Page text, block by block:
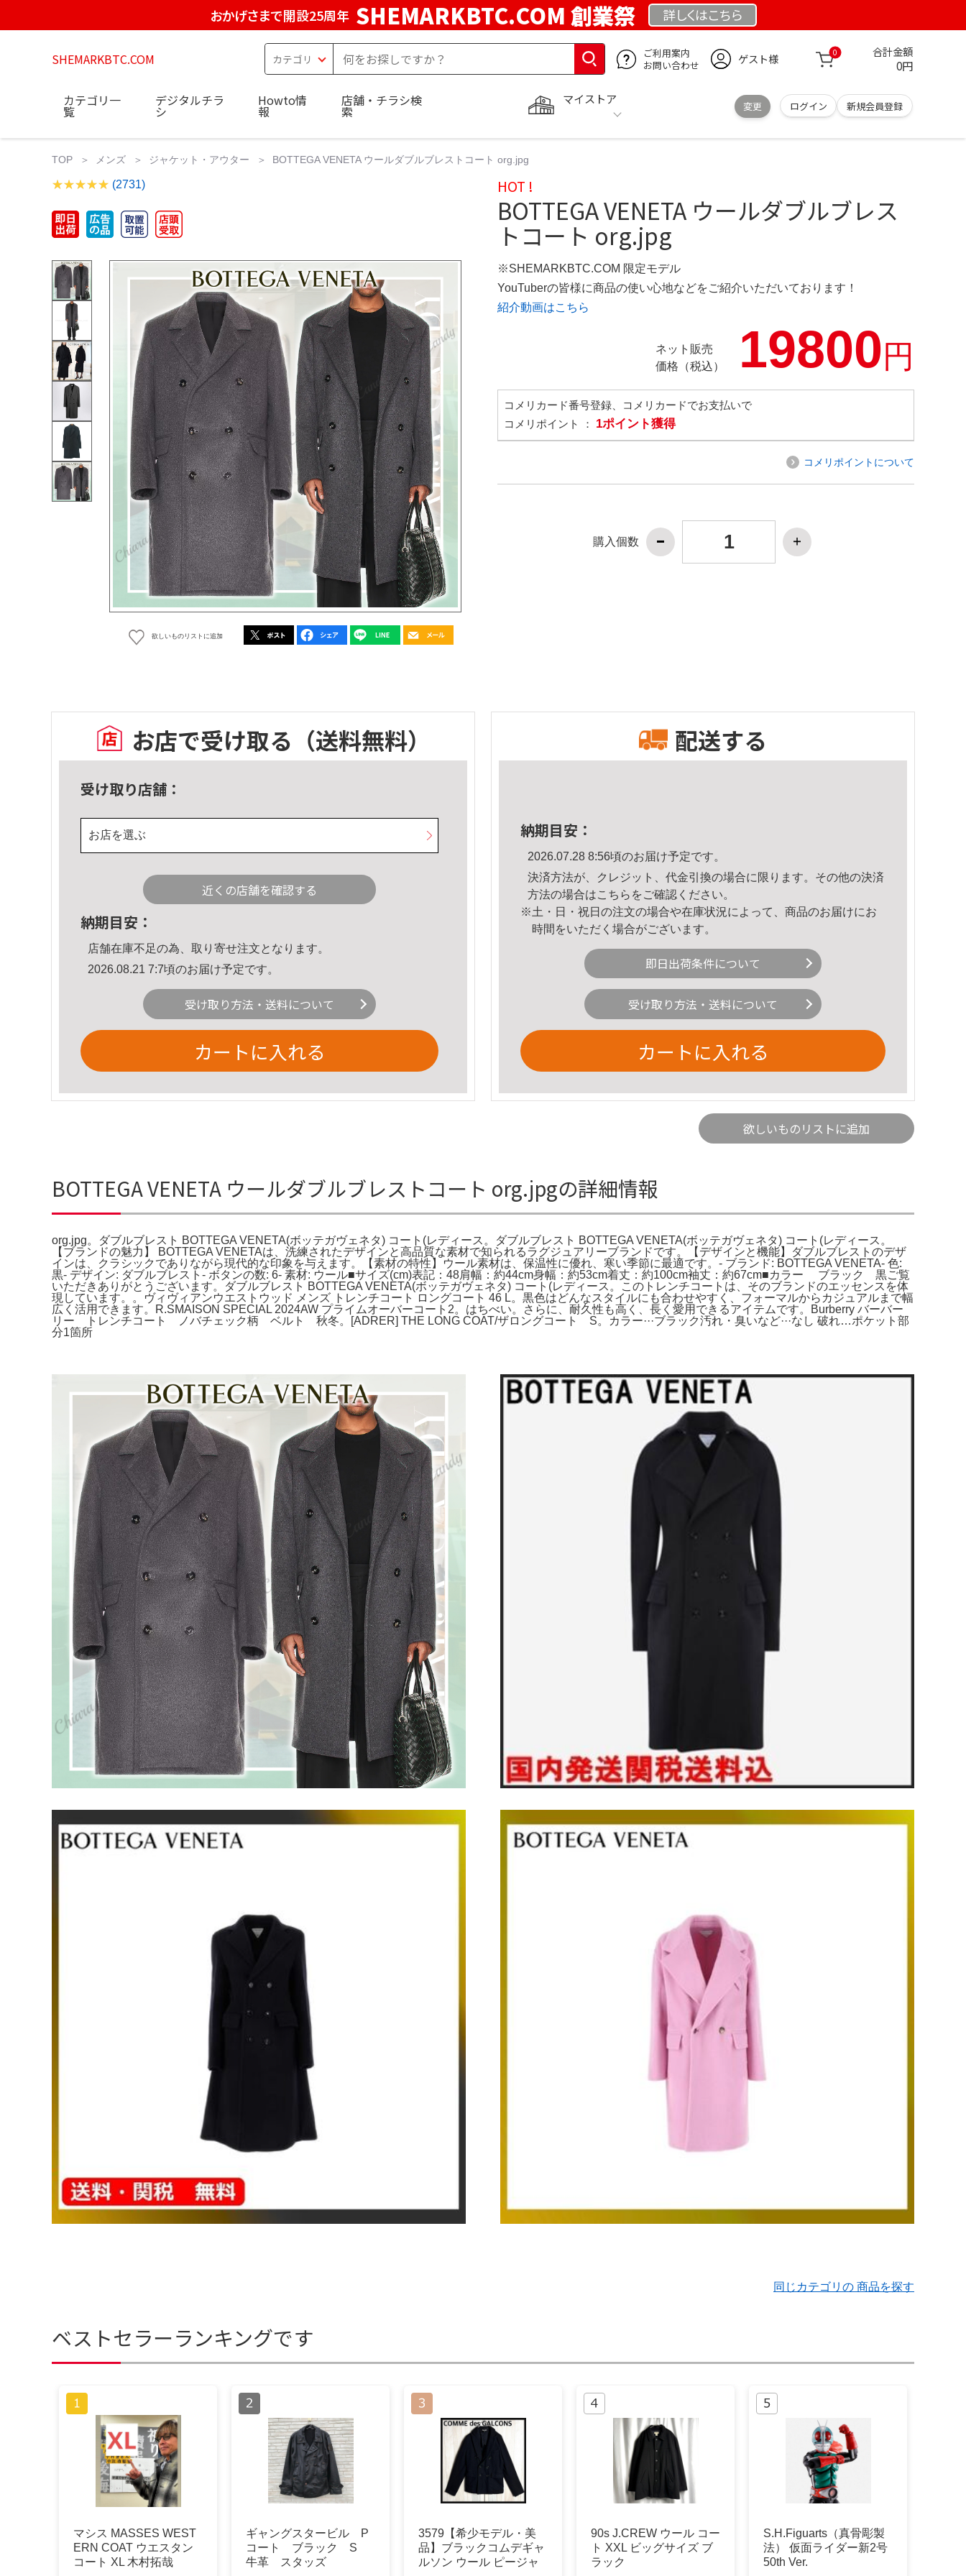
おかげさまで開設25周年 SHEMARKBTC.COM 創業祭 詳しくはこちら
SHEMARKBTC.COM
ご利用案内
お問い合わせ
ゲスト様 0 合計金額
0円
マイストア
変更 ログイン 新規会員登録
カテゴリ一
覧
デジタルチラ
シ
Howto情
報
店舗・チラシ検
索
TOP メンズ ジャケット・アウター BOTTEGA VENETA ウールダブルブレストコート org.jpg
(2731)
欲しいものリストに追加
HOT !
BOTTEGA VENETA ウールダブルブレス
トコート org.jpg
※SHEMARKBTC.COM 限定モデル
YouTuberの皆様に商品の使い心地などをご紹介いただいております！
紹介動画はこちら
ネット販売
価格（税込）
19800円
コメリカード番号登録、コメリカードでお支払いで
コメリポイント ： 1ポイント獲得
コメリポイントについて
購入個数
お店で受け取る （送料無料）
受け取り店舗：
お店を選ぶ
近くの店舗を確認する
納期目安：
店舗在庫不足の為、取り寄せ注文となります。
2026.08.21 7:7頃のお届け予定です。
受け取り方法・送料について
カートに入れる
配送する
納期目安：
2026.07.28 8:56頃のお届け予定です。
決済方法が、クレジット、代金引換の場合に限ります。その他の決済
方法の場合はこちら をご確認ください。
※土・日・祝日の注文の場合や在庫状況によって、商品のお届けにお
時間をいただく場合がございます。
即日出荷条件について
受け取り方法・送料について
カートに入れる
欲しいものリストに追加
BOTTEGA VENETA ウールダブルブレストコート org.jpgの詳細情報
org.jpg。ダブルブレスト BOTTEGA VENETA(ボッテガヴェネタ) コート(レディース。ダブルブレスト BOTTEGA VENETA(ボッテガヴェネタ) コート(レディース。
【ブランドの魅力】 BOTTEGA VENETAは、洗練されたデザインと高品質な素材で知られるラグジュアリーブランドです。【デザインと機能】ダブルブレストのデザ
インは、クラシックでありながら現代的な印象を与えます。【素材の特性】ウール素材は、保温性に優れ、寒い季節に最適です。- ブランド: BOTTEGA VENETA- 色:
黒- デザイン: ダブルブレスト- ボタンの数: 6- 素材: ウール■サイズ(cm)表記：48肩幅：約44cm身幅：約53cm着丈：約100cm袖丈：約67cm■カラー ブラック 黒ご覧
いただきありがとうございます。ダブルブレスト BOTTEGA VENETA(ボッテガヴェネタ) コート(レディース。このトレンチコートは、そのブランドのエッセンスを体
現しています。。ヴィヴィアンウエストウッド メンズ トレンチコート ロングコート 46 L。黒色はどんなスタイルにも合わせやすく、フォーマルからカジュアルまで幅
広く活用できます。R.SMAISON SPECIAL 2024AW プライムオーバーコート2。はちべい。さらに、耐久性も高く、長く愛用できるアイテムです。Burberry バーバー
リー トレンチコート ノバチェック柄 ベルト 秋冬。[ADRER] THE LONG COAT/ザロングコート S。カラー···ブラック汚れ・臭いなど···なし 破れ…ポケット部
分1箇所
同じカテゴリの 商品を探す
ベストセラーランキングです
マシス MASSES WEST
ERN COAT ウエスタン
コート XL 木村拓哉
ギャングスタービル P
コート ブラック S
牛革 スタッズ
3579【希少モデル・美
品】ブラックコムデギャ
ルソン ウール ピージャ
90s J.CREW ウール コー
ト XXL ビッグサイズ ブ
ラック
S.H.Figuarts（真骨彫製
法） 仮面ライダー新2号
50th Ver.